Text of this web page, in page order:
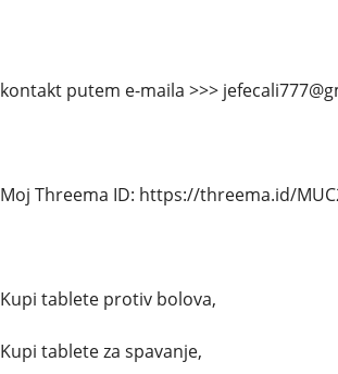
kontakt putem e-maila >>>
Moj Threema ID: https://threema.id/
Kupi tablete protiv bolova,
Kupi tablete za spavanje,